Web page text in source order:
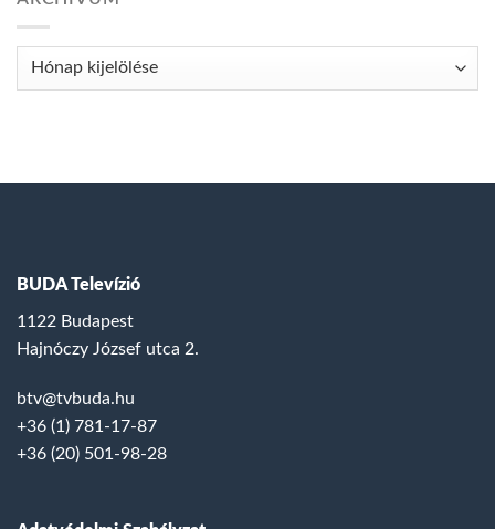
Archívum
BUDA Televízió
1122 Budapest
Hajnóczy József utca 2.
btv@tvbuda.hu
+36 (1) 781-17-87
+36 (20) 501-98-28